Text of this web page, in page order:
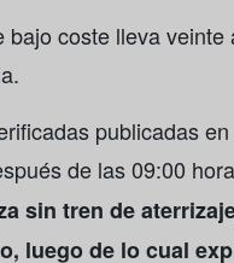
bajo coste lleva
publicadas
de las 09:00
sin tren de
luego de lo cual